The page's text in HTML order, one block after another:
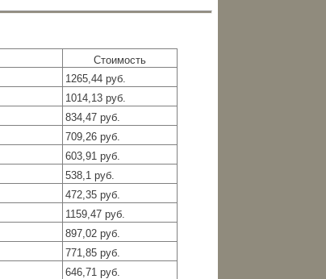
Стоимость
1265,44 руб.
1014,13 руб.
834,47 руб.
709,26 руб.
603,91 руб.
538,1 руб.
472,35 руб.
1159,47 руб.
897,02 руб.
771,85 руб.
646,71 руб.